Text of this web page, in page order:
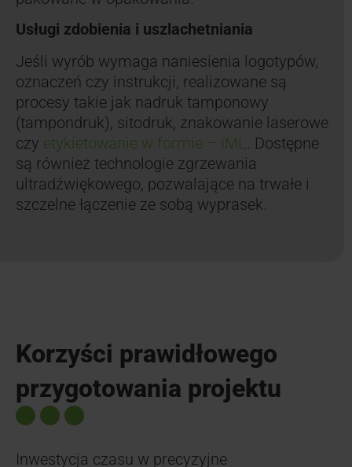
Usługi zdobienia i uszlachetniania
Jeśli wyrób wymaga naniesienia logotypów,
oznaczeń czy instrukcji, realizowane są
procesy takie jak nadruk tamponowy
(tampondruk), sitodruk, znakowanie laserowe
czy etykietowanie w formie – IML. Dostępne
są również technologie zgrzewania
ultradźwiękowego, pozwalające na trwałe i
szczelne łączenie ze sobą wyprasek.
Korzyści prawidłowego
przygotowania projektu
Inwestycja czasu w precyzyjne